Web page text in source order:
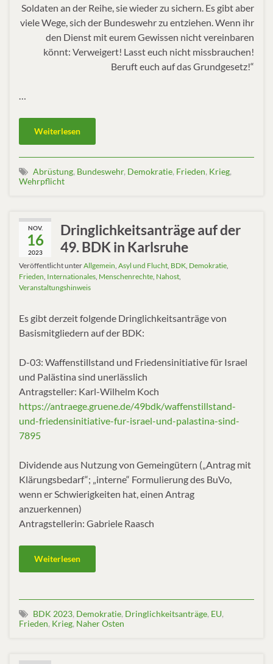
Soldaten an der Reihe, sie wieder zu sichern. Es gibt aber
viele Wege, sich der Bundeswehr zu entziehen. Wenn ihr
den Dienst mit eurem Gewissen nicht vereinbaren
könnt: Verweigert! Lasst euch nicht missbrauchen!
Beruft euch auf das Grundgesetz!“
…
Weiterlesen
Abrüstung, Bundeswehr, Demokratie, Frieden, Krieg,
Wehrpflicht
NOV.
16
2023
Dringlichkeitsanträge auf der
49. BDK in Karlsruhe
Veröffentlicht unterAllgemein, Asyl und Flucht, BDK, Demokratie,
Frieden, Internationales, Menschenrechte, Nahost,
Veranstaltungshinweis
Es gibt derzeit folgende Dringlichkeitsanträge von
Basismitgliedern auf der BDK:
D-03: Waffenstillstand und Friedensinitiative für Israel
und Palästina sind unerlässlich
Antragsteller: Karl-Wilhelm Koch
https://antraege.gruene.de/49bdk/waffenstillstand-
und-friedensinitiative-fur-israel-und-palastina-sind-
7895
Dividende aus Nutzung von Gemeingütern („Antrag mit
Klärungsbedarf“; „interne“ Formulierung des BuVo,
wenn er Schwierigkeiten hat, einen Antrag
anzuerkennen)
Antragstellerin: Gabriele Raasch
Weiterlesen
BDK 2023, Demokratie, Dringlichkeitsanträge, EU,
Frieden, Krieg, Naher Osten